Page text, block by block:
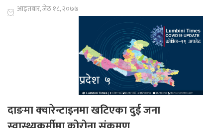
आइतबार, जेठ १८, २०७७
दाङमा क्‍वारेन्टाइनमा खटिएका दुई जना